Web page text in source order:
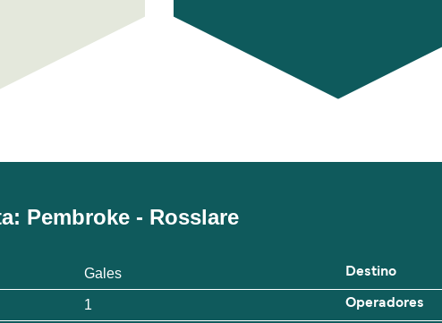
Pembroke - Rosslare
Gales Destino
1 Operadores